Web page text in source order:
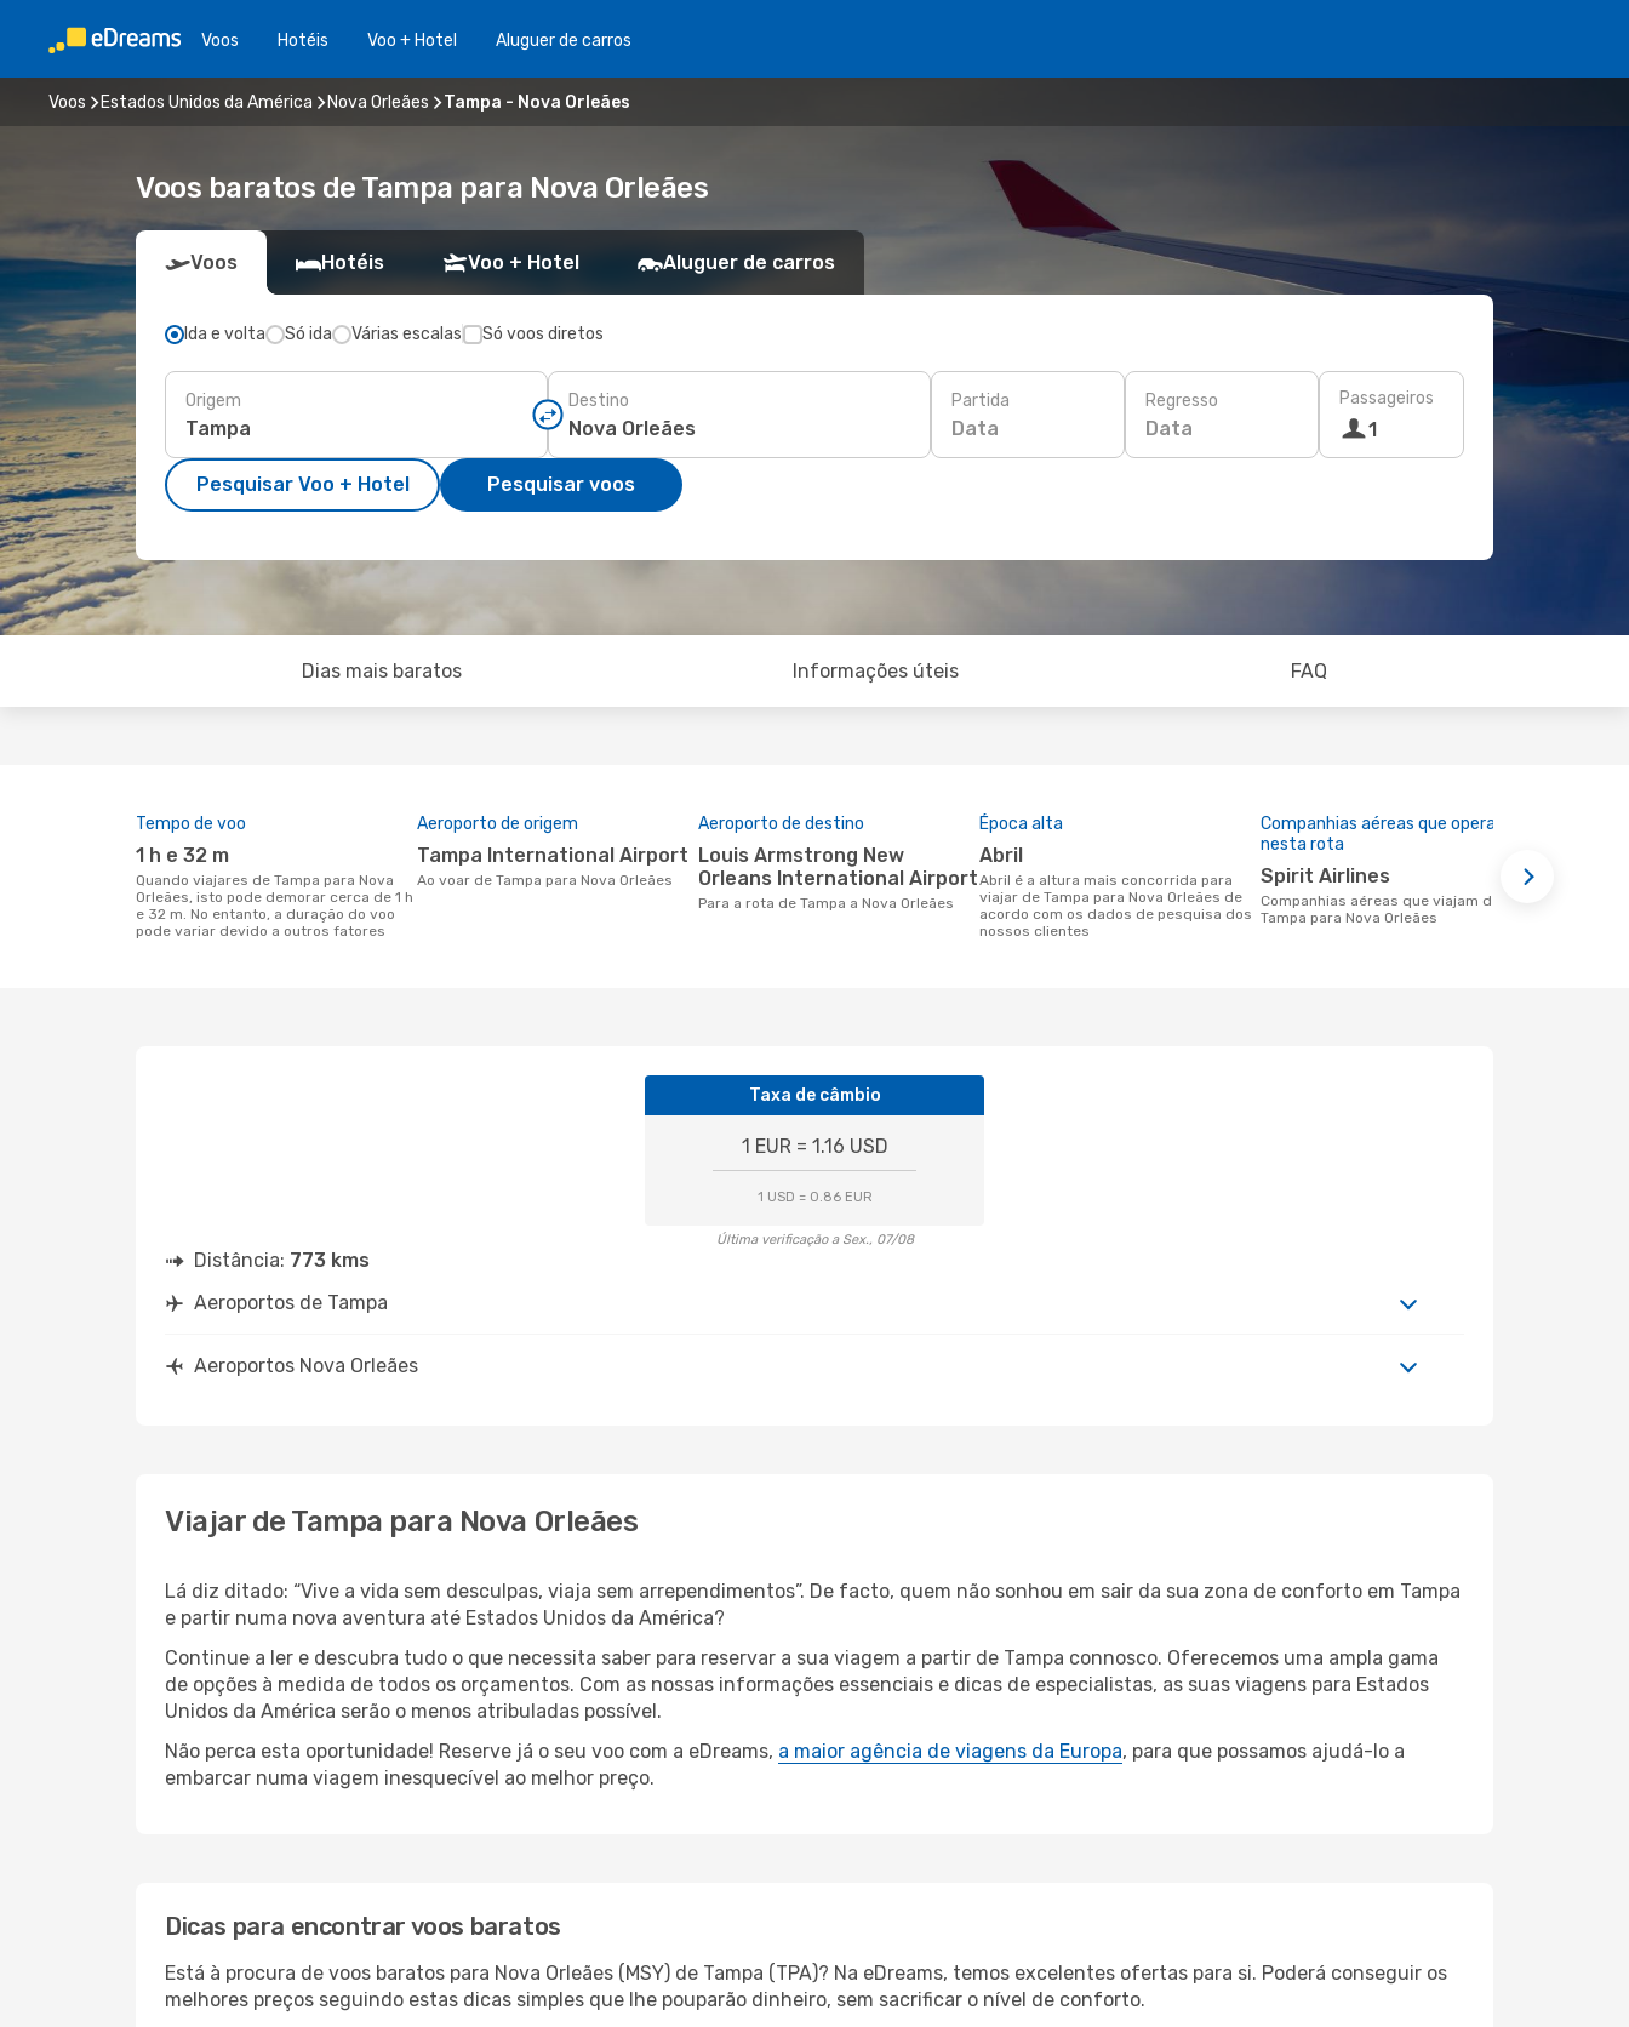
Voos Hotéis Voo + Hotel Aluguer de carros
Voos Estados Unidos da América Nova Orleães Tampa - Nova Orleães
Voos baratos de Tampa para Nova Orleães
Voos Hotéis Voo + Hotel Aluguer de carros
Ida e volta Só ida Várias escalas Só voos diretos
Origem Destino Partida
Data
Regresso
Data
Passageiros
1
Pesquisar Voo + Hotel Pesquisar voos
Dias mais baratos Informações úteis FAQ
Tempo de voo
1 h e 32 m
Quando viajares de Tampa para Nova
Orleães, isto pode demorar cerca de 1 h
e 32 m. No entanto, a duração do voo
pode variar devido a outros fatores
Aeroporto de origem
Tampa International Airport
Ao voar de Tampa para Nova Orleães
Aeroporto de destino
Louis Armstrong New
Orleans International Airport
Para a rota de Tampa a Nova Orleães
Época alta
abril
abril é a altura mais concorrida para
viajar de Tampa para Nova Orleães de
acordo com os dados de pesquisa dos
nossos clientes
Companhias aéreas que operam
nesta rota
Spirit Airlines
Companhias aéreas que viajam de
Tampa para Nova Orleães
Taxa de câmbio
1 EUR = 1.16 USD
1 USD = 0.86 EUR
Última verificação a Sex., 07/08
Distância: 773 kms
Aeroportos de Tampa
Aeroportos Nova Orleães
Viajar de Tampa para Nova Orleães
Lá diz ditado: “Vive a vida sem desculpas, viaja sem arrependimentos”. De facto, quem não sonhou em sair da sua zona de conforto em Tampa
e partir numa nova aventura até Estados Unidos da América?
Continue a ler e descubra tudo o que necessita saber para reservar a sua viagem a partir de Tampa connosco. Oferecemos uma ampla gama
de opções à medida de todos os orçamentos. Com as nossas informações essenciais e dicas de especialistas, as suas viagens para Estados
Unidos da América serão o menos atribuladas possível.
Não perca esta oportunidade! Reserve já o seu voo com a eDreams, a maior agência de viagens da Europa, para que possamos ajudá-lo a
embarcar numa viagem inesquecível ao melhor preço.
Dicas para encontrar voos baratos
Está à procura de voos baratos para Nova Orleães (MSY) de Tampa (TPA)? Na eDreams, temos excelentes ofertas para si. Poderá conseguir os
melhores preços seguindo estas dicas simples que lhe pouparão dinheiro, sem sacrificar o nível de conforto.